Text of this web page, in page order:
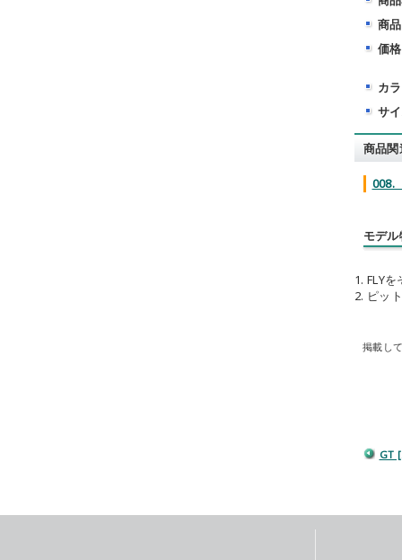
商
価格
カ
サ
商品
008.
モデ
1. FLY
2. ピッ
掲載し
GT